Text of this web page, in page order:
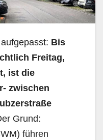
Bis
Freitag,
ist die
zwischen
Grund:
führen